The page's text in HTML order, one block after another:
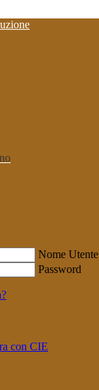
Nome Utente
Password
con CIE